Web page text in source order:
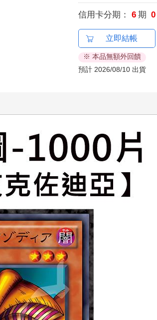
信用卡分期： 6 期 0
立即結帳
※ 本品無額外回饋
預計 2026/08/10 出貨